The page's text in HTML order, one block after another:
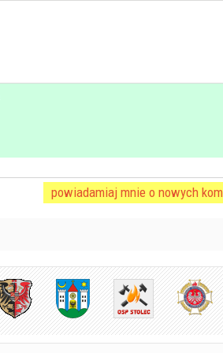
powiadamiaj mnie o nowych